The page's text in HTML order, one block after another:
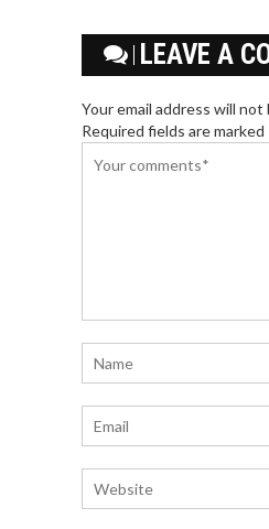
LEAVE A
Your email address will not
Required fields are marked